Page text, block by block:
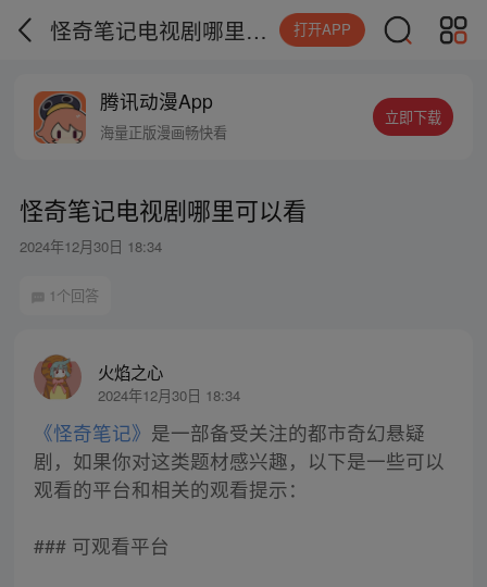
怪奇笔记电视剧哪里可以看 打开APP
腾讯动漫App
海量正版漫画畅快看
立即下载
怪奇笔记电视剧哪里可以看
2024年12月30日 18:34
1个回答
火焰之心
2024年12月30日 18:34
《怪奇笔记》 是一部备受关注的都市奇幻悬疑
剧，如果你对这类题材感兴趣，以下是一些可以
观看的平台和相关的观看提示：
### 可观看平台